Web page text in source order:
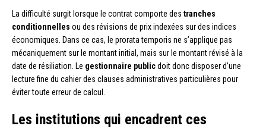
La difficulté surgit lorsque le contrat comporte des tranches
conditionnelles ou des révisions de prix indexées sur des indices
économiques. Dans ce cas, le prorata temporis ne s’applique pas
mécaniquement sur le montant initial, mais sur le montant révisé à la
date de résiliation. Le gestionnaire publicdoit donc disposer d’une
lecture fine du cahier des clauses administratives particulières pour
éviter toute erreur de calcul.
Les institutions qui encadrent ces